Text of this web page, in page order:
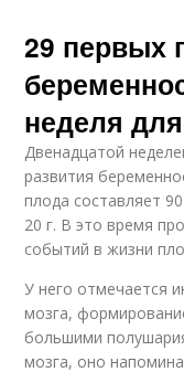
29 первых
неделя
Двенадцатой
развития
плода составляет
20 г. В это время
событий в жизни
У него отмечается
мозга,
большими
мозга, оно